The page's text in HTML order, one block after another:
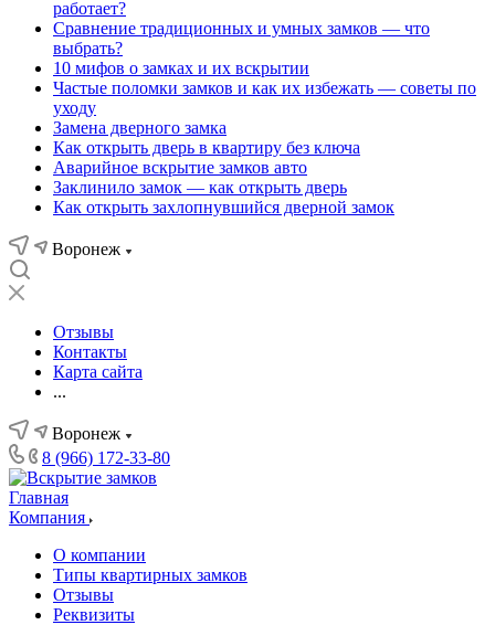
работает?
Сравнение традиционных и умных замков — что
выбрать?
10 мифов о замках и их вскрытии
Частые поломки замков и как их избежать — советы по
уходу
Замена дверного замка
Как открыть дверь в квартиру без ключа
Аварийное вскрытие замков авто
Заклинило замок — как открыть дверь
Как открыть захлопнувшийся дверной замок
Воронеж
Отзывы
Контакты
Карта сайта
...
Воронеж
8 (966) 172-33-80
Главная
Компания
О компании
Типы квартирных замков
Отзывы
Реквизиты